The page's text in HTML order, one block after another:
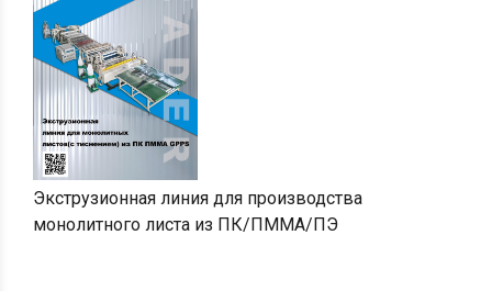
Экструзионная линия для производства
монолитного листа из ПК/ПММА/ПЭ